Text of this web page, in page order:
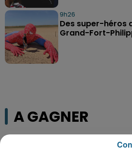
9h26
Des super-héros
Grand-Fort-
A GAGNER